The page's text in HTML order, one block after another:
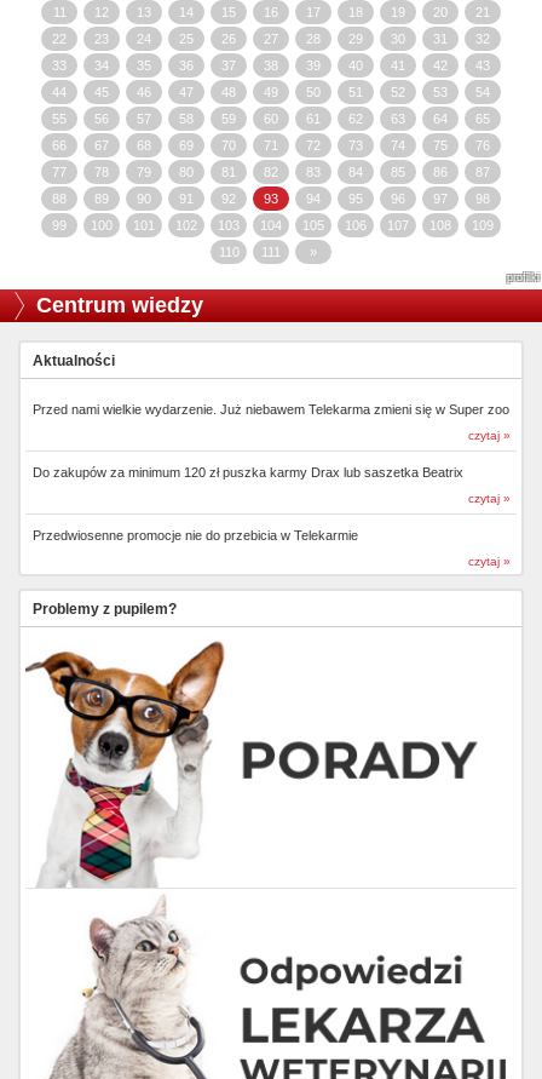
profilki
11 12 13 14 15 16 17 18 19 20
21
22
23 24 25 26 27 28 29 30 31
32
33
34 35 36 37 38 39 40 41 42
43
44
45 46 47 48 49 50 51 52 53
54
55
56 57 58 59 60 61 62 63 64
65
66
67 68 69 70 71 72 73 74 75
76
77
78 79 80 81 82 83 84 85 86
87
88
89 90 91 92 93 94 95 96 97
98
99
100 101 102 103 104 105 106 107 108
109
110
111 »
Centrum wiedzy
Aktualności
Przed nami wielkie wydarzenie. Już niebawem Telekarma zmieni się w Super zoo
czytaj »
Do zakupów za minimum 120 zł puszka karmy Drax lub saszetka Beatrix
czytaj »
Przedwiosenne promocje nie do przebicia w Telekarmie
czytaj »
Problemy z pupilem?